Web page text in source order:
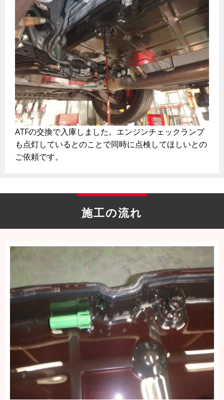
ATFの交換で入庫しました。エンジンチェックランプ
も点灯しているとのことで同時に点検してほしいとの
ご依頼です。
施工の流れ